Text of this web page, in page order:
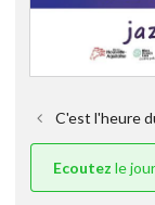
C'est l'heure
Ecoutez le